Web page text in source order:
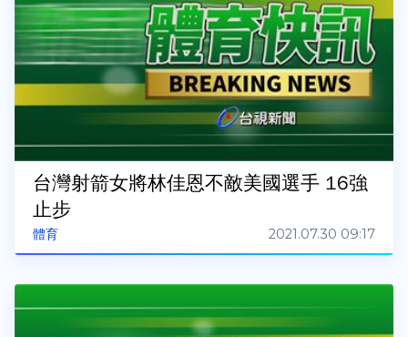
體育
台灣射箭女將林佳恩不敵美國選手 16強
止步
2021.07.30 09:17